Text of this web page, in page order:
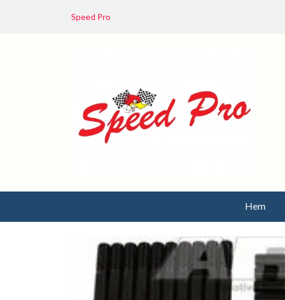
Speed Pro
Hem